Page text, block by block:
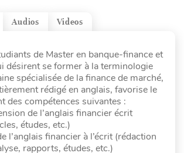
Videos
Audios
de Master en banque-finance et
désirent se former à la terminologie
spécialisée de la finance de marché,
rédigé en anglais, favorise le
des compétences suivantes :
de l’anglais financier écrit
études, etc.)
l’anglais financier à l’écrit (rédaction
rapports, études, etc.)